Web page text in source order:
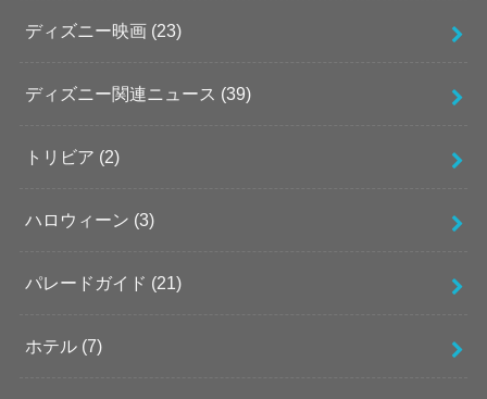
ディズニー映画 (23)
ディズニー関連ニュース (39)
トリビア (2)
ハロウィーン (3)
パレードガイド (21)
ホテル (7)